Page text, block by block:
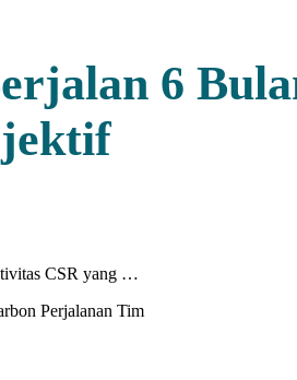
6
CSR yang …